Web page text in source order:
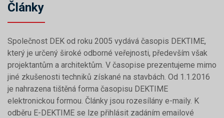
Články
Společnost DEK od roku 2005 vydává časopis DEKTIME,
který je určený široké odborné veřejnosti, především však
projektantům a architektům. V časopise prezentujeme mimo
jiné zkušenosti techniků získané na stavbách. Od 1.1.2016
je nahrazena tištěná forma časopisu DEKTIME
elektronickou formou. Články jsou rozesílány e-maily. K
odběru E-DEKTIME se lze přihlásit zadáním emailové